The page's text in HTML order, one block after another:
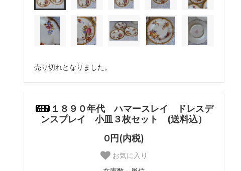
売り切れとなりました。
１８９０年代 ハマースレイ ドレスデ
ンスプレイ 小皿３枚セット (送料込）
0円(内税)
お気に入り